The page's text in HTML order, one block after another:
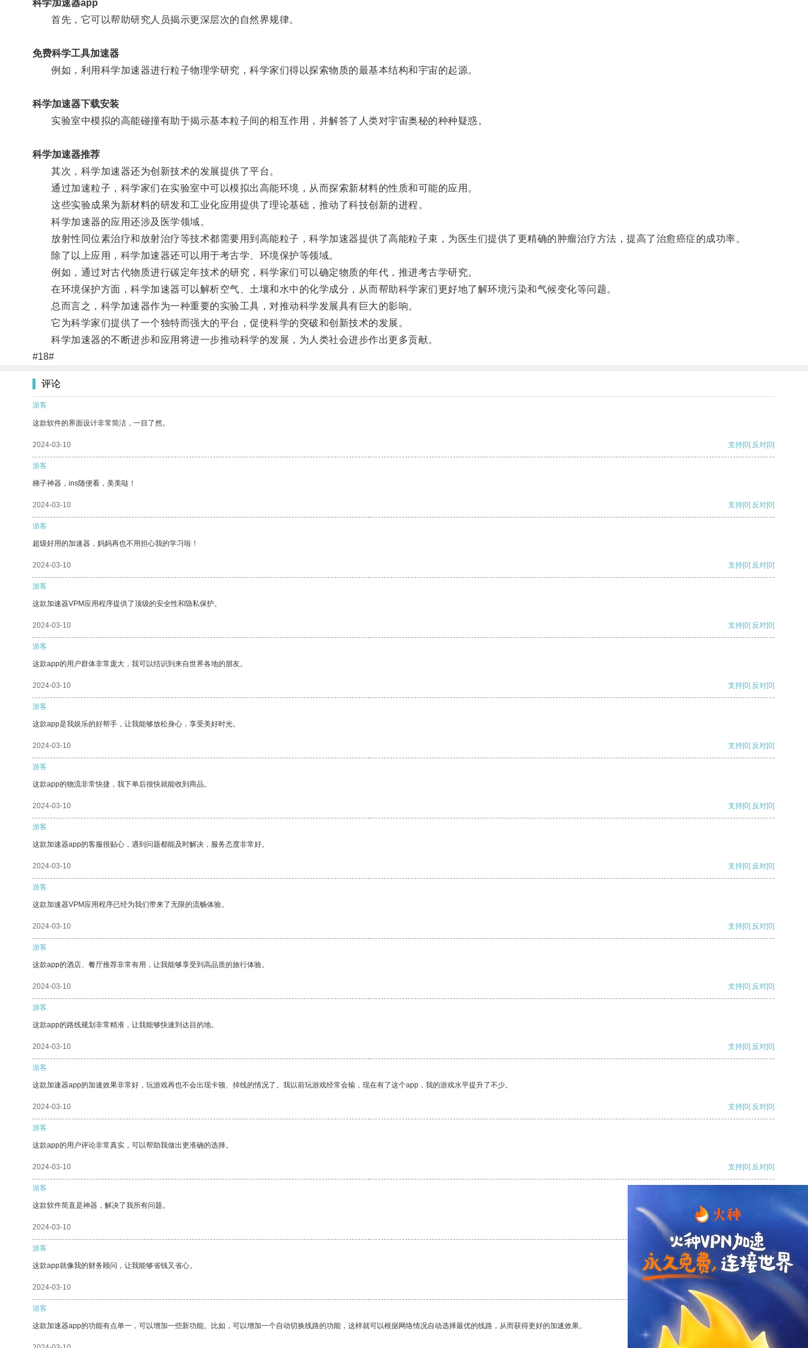
科学加速器app
首先，它可以帮助研究人员揭示更深层次的自然界规律。
免费科学工具加速器
例如，利用科学加速器进行粒子物理学研究，科学家们得以探索物质的最基本结构和宇宙的起源。
科学加速器下载安装
实验室中模拟的高能碰撞有助于揭示基本粒子间的相互作用，并解答了人类对宇宙奥秘的种种疑惑。
科学加速器推荐
其次，科学加速器还为创新技术的发展提供了平台。
通过加速粒子，科学家们在实验室中可以模拟出高能环境，从而探索新材料的性质和可能的应用。
这些实验成果为新材料的研发和工业化应用提供了理论基础，推动了科技创新的进程。
科学加速器的应用还涉及医学领域。
放射性同位素治疗和放射治疗等技术都需要用到高能粒子，科学加速器提供了高能粒子束，为医生们提供了更精确的肿瘤治疗方法，提高了治愈癌症的成功率。
除了以上应用，科学加速器还可以用于考古学、环境保护等领域。
例如，通过对古代物质进行碳定年技术的研究，科学家们可以确定物质的年代，推进考古学研究。
在环境保护方面，科学加速器可以解析空气、土壤和水中的化学成分，从而帮助科学家们更好地了解环境污染和气候变化等问题。
总而言之，科学加速器作为一种重要的实验工具，对推动科学发展具有巨大的影响。
它为科学家们提供了一个独特而强大的平台，促使科学的突破和创新技术的发展。
科学加速器的不断进步和应用将进一步推动科学的发展，为人类社会进步作出更多贡献。
#18#
评论
游客
这款软件的界面设计非常简洁，一目了然。
2024-03-10 支持[0] 反对[0]
游客
梯子神器，ins随便看，美美哒！
2024-03-10 支持[0] 反对[0]
游客
超级好用的加速器，妈妈再也不用担心我的学习啦！
2024-03-10 支持[0] 反对[0]
游客
这款加速器VPM应用程序提供了顶级的安全性和隐私保护。
2024-03-10 支持[0] 反对[0]
游客
这款app的用户群体非常庞大，我可以结识到来自世界各地的朋友。
2024-03-10 支持[0] 反对[0]
游客
这款app是我娱乐的好帮手，让我能够放松身心，享受美好时光。
2024-03-10 支持[0] 反对[0]
游客
这款app的物流非常快捷，我下单后很快就能收到商品。
2024-03-10 支持[0] 反对[0]
游客
这款加速器app的客服很贴心，遇到问题都能及时解决，服务态度非常好。
2024-03-10 支持[0] 反对[0]
游客
这款加速器VPM应用程序已经为我们带来了无限的流畅体验。
2024-03-10 支持[0] 反对[0]
游客
这款app的酒店、餐厅推荐非常有用，让我能够享受到高品质的旅行体验。
2024-03-10 支持[0] 反对[0]
游客
这款app的路线规划非常精准，让我能够快速到达目的地。
2024-03-10 支持[0] 反对[0]
游客
这款加速器app的加速效果非常好，玩游戏再也不会出现卡顿、掉线的情况了。我以前玩游戏经常会输，现在有了这个app，我的游戏水平提升了不少。
2024-03-10 支持[0] 反对[0]
游客
这款app的用户评论非常真实，可以帮助我做出更准确的选择。
2024-03-10 支持[0] 反对[0]
游客
这款软件简直是神器，解决了我所有问题。
2024-03-10
游客
这款app就像我的财务顾问，让我能够省钱又省心。
2024-03-10 反对
游客
这款加速器app的功能有点单一，可以增加一些新功能。比如，可以增加一个自动切换线路的功能，这样就可以根据网络情况自动选择最优的线路，从而获得更好的加速效果。